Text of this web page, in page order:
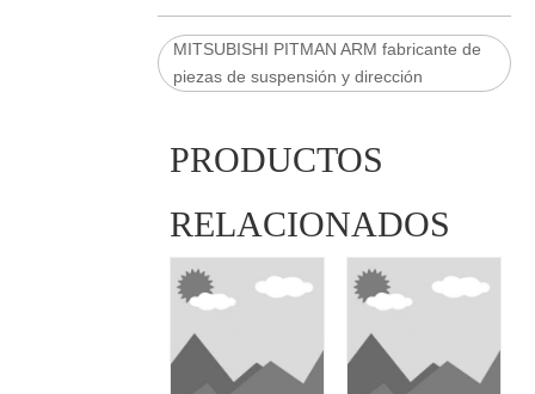
MITSUBISHI PITMAN ARM fabricante de
piezas de suspensión y dirección
PRODUCTOS
RELACIONADOS